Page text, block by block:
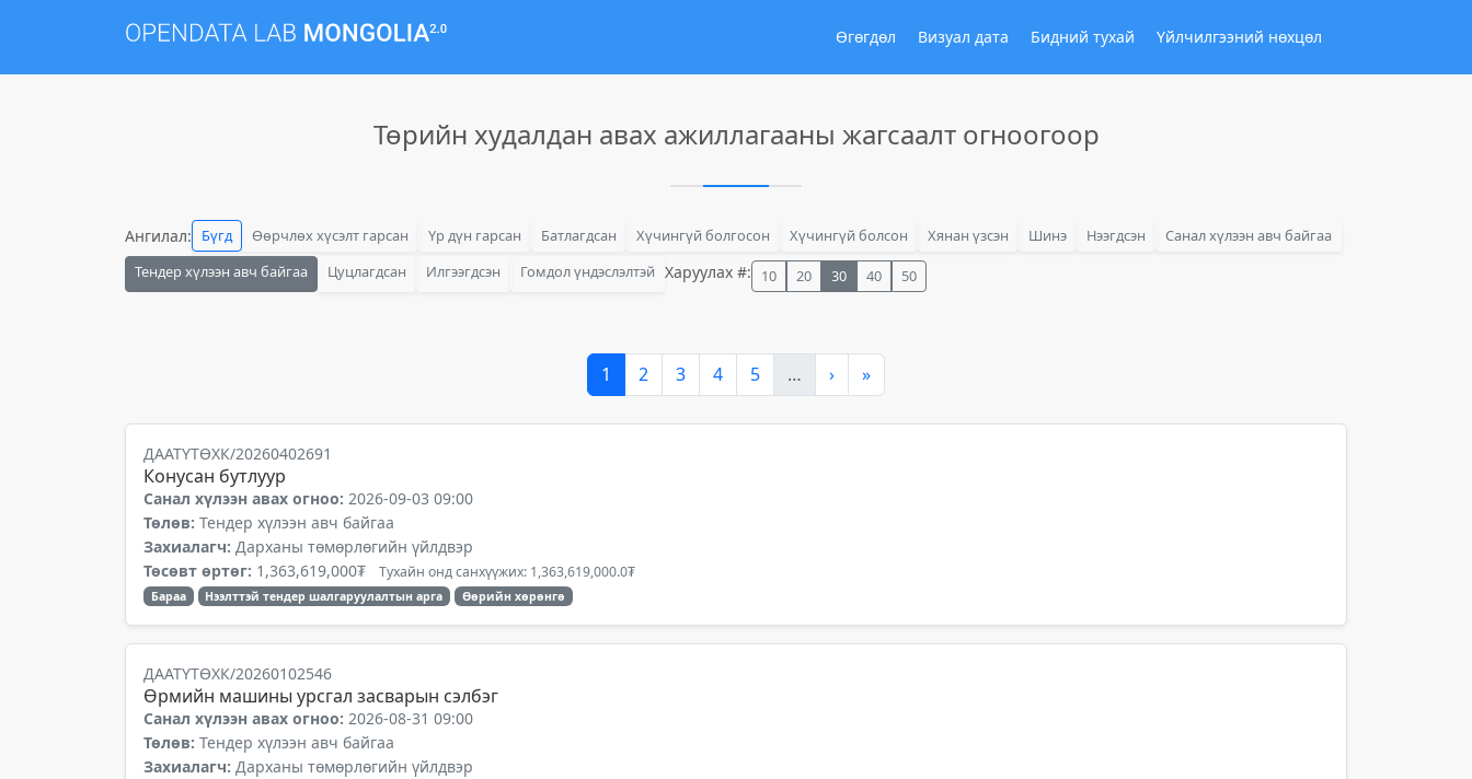
Өгөгдөл Визуал дата Бидний тухай Үйлчилгээний нөхцөл
Төрийн худалдан авах ажиллагааны жагсаалт огноогоор
Ангилал: Бүгд Өөрчлөх хүсэлт гарсан Үр дүн гарсан Батлагдсан Хүчингүй болгосон Хүчингүй болсон Хянан үзсэн Шинэ Нээгдсэн
Санал хүлээн авч байгаа
Тендер хүлээн авч байгаа
Цуцлагдсан Илгээгдсэн Гомдол үндэслэлтэй Харуулах #: 10 20 30 40 50
1 2 3 4 5 … › »
ДААТҮТӨХК/20260402691
Конусан бутлуур
Санал хүлээн авах огноо: 2026-09-03 09:00
Төлөв: Тендер хүлээн авч байгаа
Захиалагч: Дарханы төмөрлөгийн үйлдвэр
Төсөвт өртөг: 1,363,619,000₮ Тухайн онд санхүүжих: 1,363,619,000.0₮
Бараа Нээлттэй тендер шалгаруулалтын арга Өөрийн хөрөнгө
ДААТҮТӨХК/20260102546
Өрмийн машины урсгал засварын сэлбэг
Санал хүлээн авах огноо: 2026-08-31 09:00
Төлөв: Тендер хүлээн авч байгаа
Захиалагч: Дарханы төмөрлөгийн үйлдвэр